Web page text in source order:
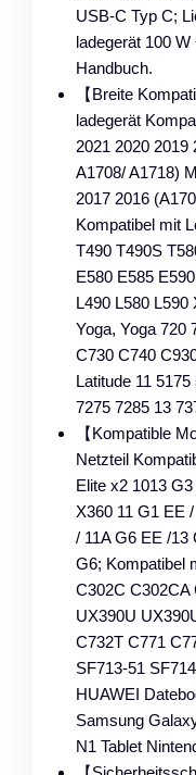
USB-C Typ C;
ladegerät 100
Handbuch.
【Breite
ladegerät
2021 2020 2019
A1708/ A1718)
2017 2016
Kompatibel mit
T490 T490S
E580 E585
L490 L580 L590
Yoga, Yoga 720
C730 C740
Latitude 11
7275 7285 13
【Kompatible
Netzteil
Elite x2 1013
X360 11 G1 EE
/ 11A G6 EE /13
G6; Kompatibel
C302C C302CA
UX390U
C732T C771
SF713-51
HUAWEI
Samsung
N1 Tablet